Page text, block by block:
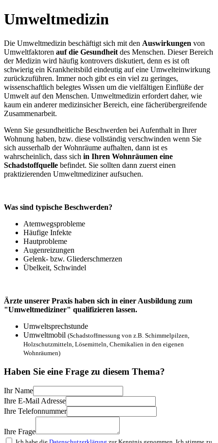
Umweltmedizin
Die Umweltmedizin beschäftigt sich mit den Auswirkungen von
Umweltfaktoren auf die Gesundheit des Menschen. Dieser Bereich
der Medizin wird häufig kontrovers diskutiert, denn es ist oft
schwierig ein Krankheitsbild eindeutig auf eine Umwelteinwirkung
zurückzuführen. Immer noch gibt es ein viel zu geringes,
wissenschaftlich belegtes Wissen um die vielfältigen Einflüße der
Umwelt auf den Menschen. Umweltmedizin erfordert daher, wie
kaum ein anderer medizinsicher Bereich, eine fächerübergreifende
Zusammenarbeit.
Wenn Sie gesundheitliche Beschwerden bei Aufenthalt in Ihrer
Wohnung haben, bzw. diese vollständig verschwinden wenn Sie
sich ausserhalb der Wohnräume aufhalten, dann ist es
wahrscheinlich, dass sich in Ihren Wohnräumen eine
Schadstoffquelle befindet. Sie sollten dann zuerst einen
praktizierenden Umweltmediziner aufsuchen.
Was sind typische Beschwerden?
Atemwegsprobleme
Häufige Infekte
Hautprobleme
Augenreizungen
Gelenk- bzw. Gliederschmerzen
Übelkeit, Schwindel
Ärzte unserer Praxis haben sich in einer Ausbildung zum
"Umweltmediziner" qualifi­zieren lassen.
Umweltsprechstunde
Umweltmobil (Schadstoffmessung von z.B. Schimmelpilzen,
Holzschutzmitteln, Lösemitteln, Chemikalien in den eigenen
Wohnräumen)
Haben Sie eine Frage zu diesem Thema?
Ihr Name
Ihre E-Mail Adresse
Ihre Telefonnummer
Ihre Frage